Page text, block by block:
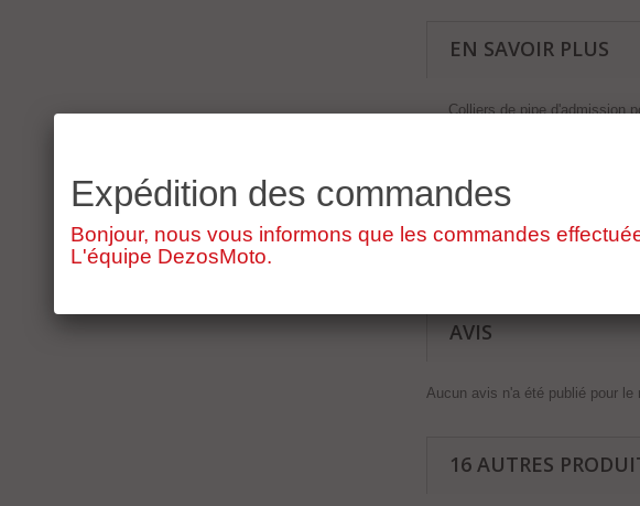
EN SAVOIR PLUS
Colliers de pipe d'admission
piece d'origine contrôlée par
AVIS
Aucun avis n'a été publié pour le
16 AUTRES
Expédition des commandes
Bonjour, nous vous informons que les commandes
L'équipe DezosMoto.